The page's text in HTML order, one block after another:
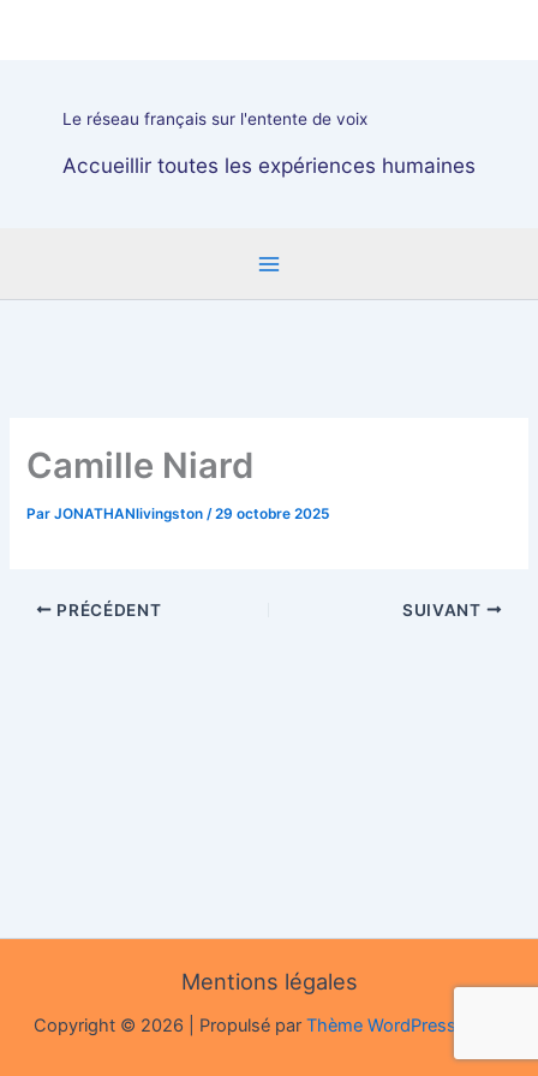
Le réseau français sur l'entente de voix
Accueillir toutes les expériences humaines
Camille Niard
ParJONATHANlivingston/29 octobre 2025
PRÉCÉDENT SUIVANT
Mentions légales
Copyright © 2026 | Propulsé par Thème WordPress Astra